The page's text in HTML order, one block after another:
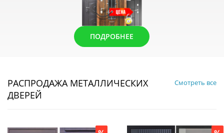
ПОДРОБНЕЕ
РАСПРОДАЖА МЕТАЛЛИЧЕСКИХ
ДВЕРЕЙ
Смотреть все